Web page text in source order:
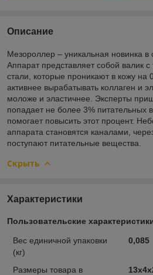
Описание
Мезороллер – уникальная новинка в
Аппарат представляет собой валик
стали, которые проникают в кожу на
активнее вырабатывать коллаген и
моложе и эластичнее. Эксперты
попадает не более 3% питательных
помогает повысить этот процент.
аппарата становятся каналами,
поступают питательные вещества.
Скрыть
Характеристики
Пользовательские
Вес единичной упаковки
(кг)
0,085
Размеры товара в